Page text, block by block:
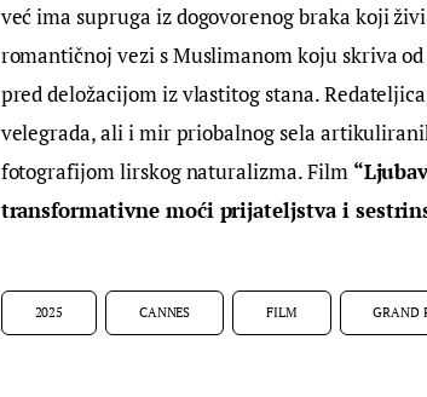
već ima supruga iz dogovorenog braka koji
romantičnoj vezi s Muslimanom koju skriva
pred deložacijom iz vlastitog stana.
velegrada, ali i mir priobalnog sela
fotografijom lirskog naturalizma. Film
transformativne moći prijateljstva i
2025 CANNES FILM GRAND